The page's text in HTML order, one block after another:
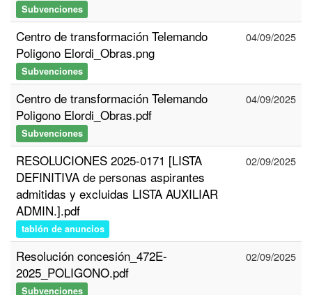
Subvenciones
Centro de transformación Telemando
Poligono Elordi_Obras.png
Subvenciones
04/09/2025
Centro de transformación Telemando
Poligono Elordi_Obras.pdf
Subvenciones
04/09/2025
RESOLUCIONES 2025-0171 [LISTA
DEFINITIVA de personas aspirantes
admitidas y excluidas LISTA AUXILIAR
ADMIN.].pdf
tablón de anuncios
02/09/2025
Resolución concesión_472E-
2025_POLIGONO.pdf
Subvenciones
02/09/2025